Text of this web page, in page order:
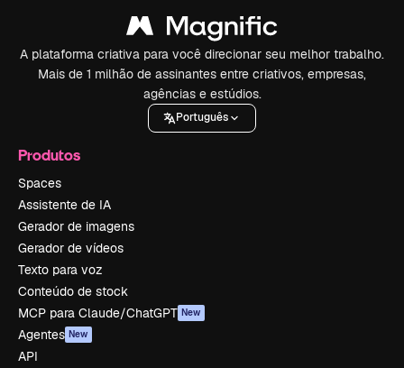
A plataforma criativa para você direcionar seu melhor trabalho.
Mais de 1 milhão de assinantes entre criativos, empresas,
agências e estúdios.
Português
Produtos
Spaces
Assistente de IA
Gerador de imagens
Gerador de vídeos
Texto para voz
Conteúdo de stock
MCP para Claude/ChatGPT New
Agentes New
API